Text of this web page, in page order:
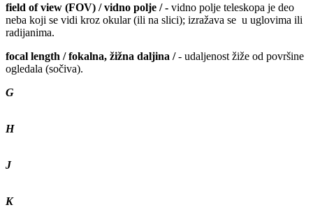
field of view (FOV) / vidno polje / - vidno polje teleskopa je deo
neba koji se vidi kroz okular (ili na slici); izražava se u uglovima ili
radijanima.
focal length / fokalna, žižna daljina /- udaljenost žiže od površine
ogledala (sočiva).
G
H
J
K